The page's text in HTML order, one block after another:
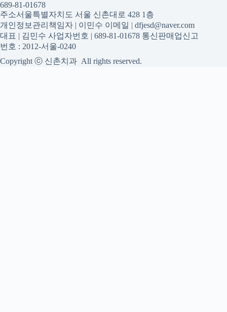
689-81-01678
주소서울특별자치도 서울 신촌대로 428 1층
개인정보관리책임자 | 이민수 이메일 | dfjesd@naver.com
대표 | 김민수 사업자번호 | 689-81-01678 통신판매업신고
번호 : 2012-서울-0240
Copyright ⓒ 신촌치과 All rights reserved.